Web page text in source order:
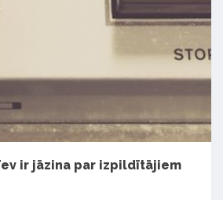
ir jāzina par izpildītājiem